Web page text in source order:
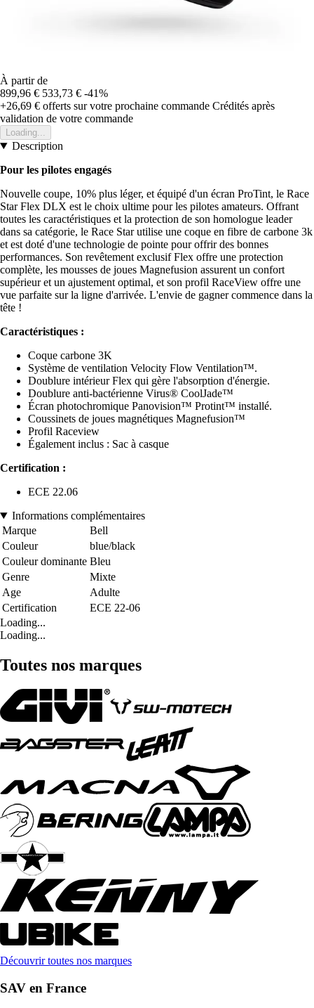
À partir de
899,96 € 533,73 € -41%
+26,69 € offerts sur votre prochaine commande Crédités après
validation de votre commande
Loading...
Description
Pour les pilotes engagés
Nouvelle coupe, 10% plus léger, et équipé d'un écran ProTint, le Race
Star Flex DLX est le choix ultime pour les pilotes amateurs. Offrant
toutes les caractéristiques et la protection de son homologue leader
dans sa catégorie, le Race Star utilise une coque en fibre de carbone 3k
et est doté d'une technologie de pointe pour offrir des bonnes
performances. Son revêtement exclusif Flex offre une protection
complète, les mousses de joues Magnefusion assurent un confort
supérieur et un ajustement optimal, et son profil RaceView offre une
vue parfaite sur la ligne d'arrivée. L'envie de gagner commence dans la
tête !
Caractéristiques :
Coque carbone 3K
Système de ventilation Velocity Flow Ventilation™.
Doublure intérieur Flex qui gère l'absorption d'énergie.
Doublure anti-bactérienne Virus® CoolJade™
Écran photochromique Panovision™ Protint™ installé.
Coussinets de joues magnétiques Magnefusion™
Profil Raceview
Également inclus : Sac à casque
Certification :
ECE 22.06
Informations complémentaires
Marque
Bell
Couleur
blue/black
Couleur dominante Bleu
Genre
Mixte
Age
Adulte
Certification
ECE 22-06
Loading...
Loading...
Toutes nos marques
Découvrir toutes nos marques
SAV en France